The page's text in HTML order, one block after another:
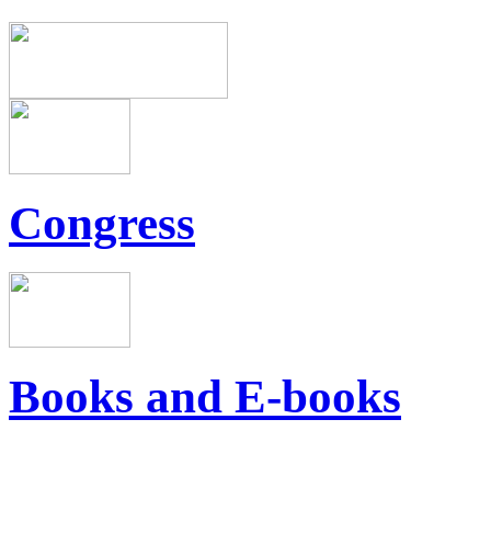
Congress
Books and E-books